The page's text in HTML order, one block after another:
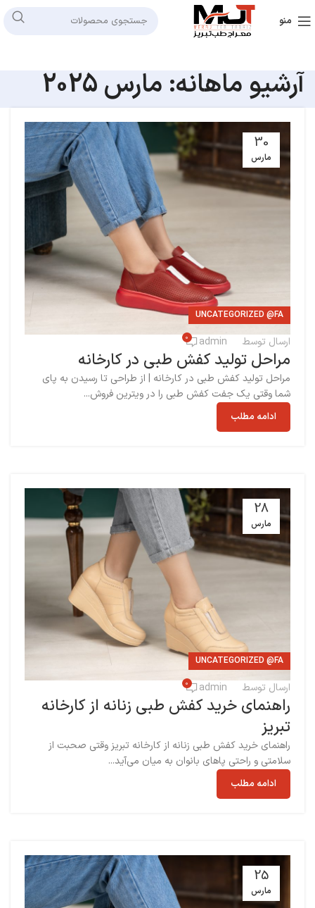
منو
آرشیو ماهانه: مارس 2025
30
مارس
UNCATEGORIZED @FA
ارسال توسط admin
0
مراحل تولید کفش طبی در کارخانه
مراحل تولید کفش طبی در کارخانه | از طراحی تا رسیدن به پای
شما وقتی یک جفت کفش طبی را در ویترین فروش...
ادامه مطلب
28
مارس
UNCATEGORIZED @FA
ارسال توسط admin
0
راهنمای خرید کفش طبی زنانه از کارخانه
تبریز
راهنمای خرید کفش طبی زنانه از کارخانه تبریز وقتی صحبت از
سلامتی و راحتی پاهای بانوان به میان می‌آید...
ادامه مطلب
25
مارس